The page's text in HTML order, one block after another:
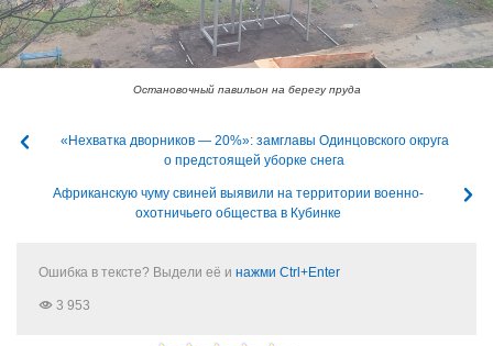
Остановочный павильон на берегу пруда
«Нехватка дворников — 20%»: замглавы Одинцовского округа
о предстоящей уборке снега
Африканскую чуму свиней выявили на территории военно-
охотничьего общества в Кубинке
Ошибка в тексте? Выдели её и нажми Ctrl+Enter
3 953